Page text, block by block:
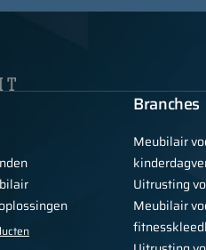
Branches
Meubilair
Uitrusting
Meubilair